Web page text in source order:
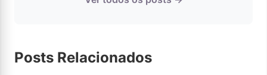
Posts Relacionados